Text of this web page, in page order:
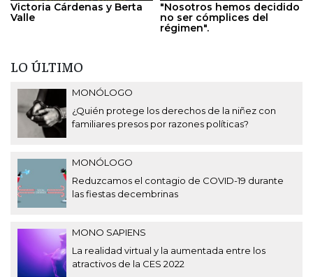
Victoria Cárdenas y Berta
Valle
"Nosotros hemos decidido
no ser cómplices del
régimen".
LO ÚLTIMO
MONÓLOGO
¿Quién protege los derechos de la niñez con
familiares presos por razones políticas?
MONÓLOGO
Reduzcamos el contagio de COVID-19 durante
las fiestas decembrinas
MONO SAPIENS
La realidad virtual y la aumentada entre los
atractivos de la CES 2022